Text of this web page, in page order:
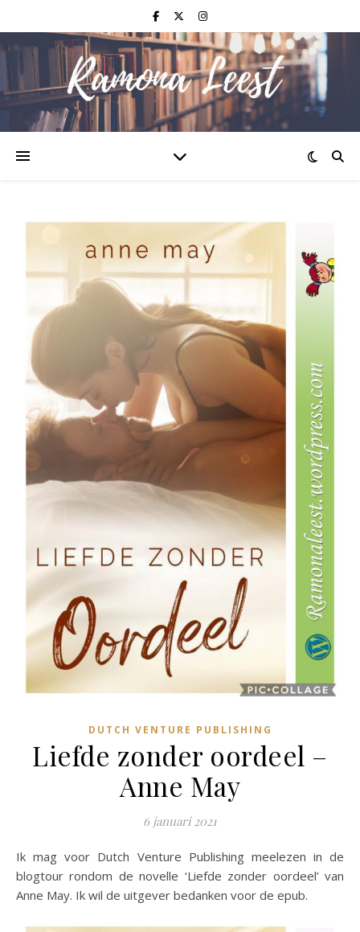
DUTCH VENTURE PUBLISHING
Liefde zonder oordeel –
Anne May
6 januari 2021
Ik mag voor Dutch Venture Publishing meelezen in de
blogtour rondom de novelle ‘Liefde zonder oordeel’ van
Anne May. Ik wil de uitgever bedanken voor de epub.